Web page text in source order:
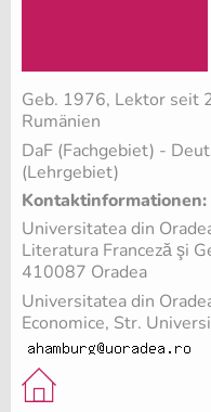
Geb. 1976, Lektor seit
Rumänien
DaF (Fachgebiet) -
(Lehrgebiet)
Kontaktinformationen:
Universitatea din
Literatura Franceză şi
410087 Oradea
Universitatea din
Economice, Str.